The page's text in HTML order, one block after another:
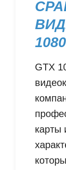
GTX
карты